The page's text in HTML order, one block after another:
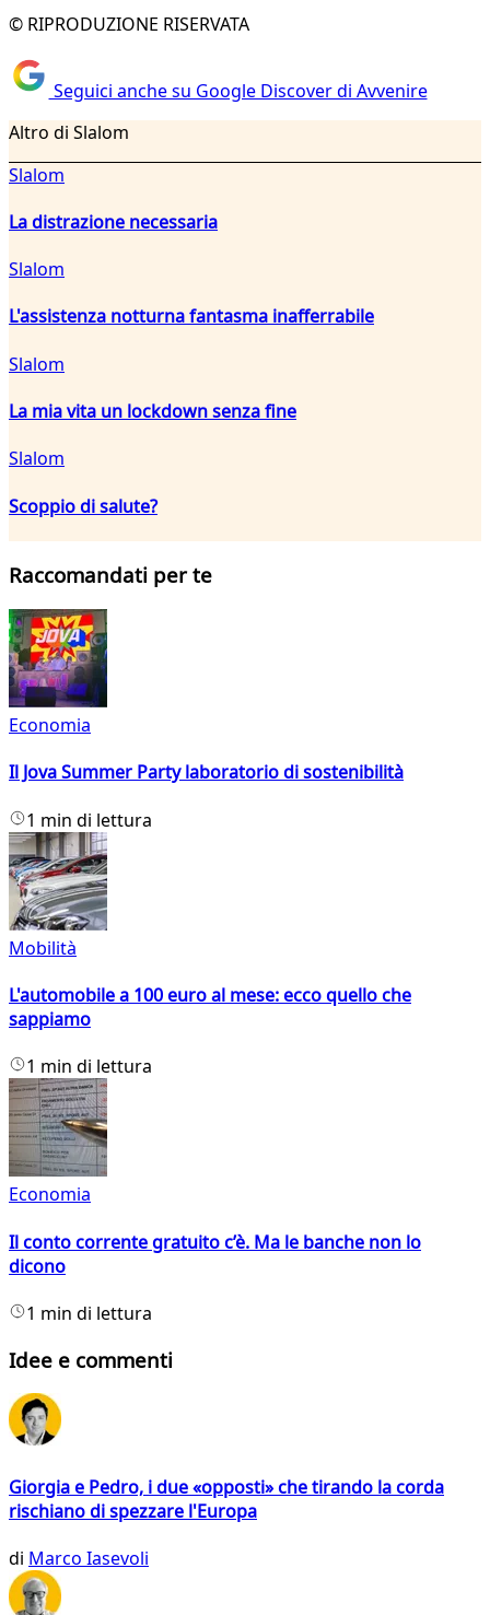
© RIPRODUZIONE RISERVATA
Seguici anche su Google Discover di Avvenire
Altro di Slalom
Slalom
La distrazione necessaria
Slalom
L'assistenza notturna fantasma inafferrabile
Slalom
La mia vita un lockdown senza fine
Slalom
Scoppio di salute?
Raccomandati per te
Economia
Il Jova Summer Party laboratorio di sostenibilità
1 min di lettura
Mobilità
L'automobile a 100 euro al mese: ecco quello che
sappiamo
1 min di lettura
Economia
Il conto corrente gratuito c’è. Ma le banche non lo
dicono
1 min di lettura
Idee e commenti
Giorgia e Pedro, i due «opposti» che tirando la corda
rischiano di spezzare l'Europa
di Marco Iasevoli